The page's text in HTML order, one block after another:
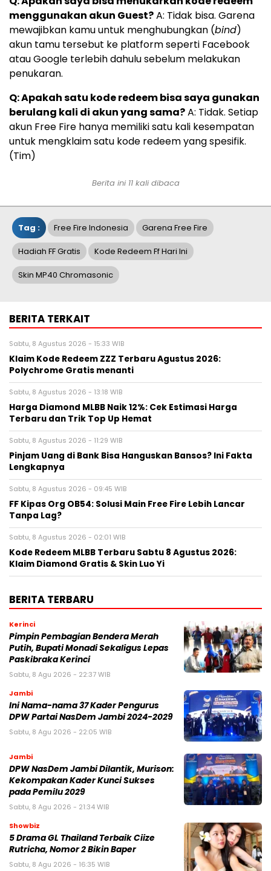
menggunakan akun Guest?A: Tidak bisa. Garena
mewajibkan kamu untuk menghubungkan (bind)
akun tamu tersebut ke platform seperti Facebook
atau Google terlebih dahulu sebelum melakukan
penukaran.
Q: Apakah satu kode redeem bisa saya gunakan
berulang kali di akun yang sama?A: Tidak. Setiap
akun Free Fire hanya memiliki satu kali kesempatan
untuk mengklaim satu kode redeem yang spesifik.
(Tim)
Berita ini 11 kali dibaca
Tag : Free Fire Indonesia Garena Free Fire
Hadiah FF Gratis Kode Redeem Ff Hari Ini
Skin MP40 Chromasonic
BERITA TERKAIT
Sabtu, 8 Agustus 2026 - 15:33 WIB
Klaim Kode Redeem ZZZ Terbaru Agustus 2026:
Polychrome Gratis menanti
Sabtu, 8 Agustus 2026 - 13:18 WIB
Harga Diamond MLBB Naik 12%: Cek Estimasi Harga
Terbaru dan Trik Top Up Hemat
Sabtu, 8 Agustus 2026 - 11:29 WIB
Pinjam Uang di Bank Bisa Hanguskan Bansos? Ini Fakta
Lengkapnya
Sabtu, 8 Agustus 2026 - 09:45 WIB
FF Kipas Org OB54: Solusi Main Free Fire Lebih Lancar
Tanpa Lag?
Sabtu, 8 Agustus 2026 - 02:01 WIB
Kode Redeem MLBB Terbaru Sabtu 8 Agustus 2026:
Klaim Diamond Gratis & Skin Luo Yi
BERITA TERBARU
Kerinci
Pimpin Pembagian Bendera Merah
Putih, Bupati Monadi Sekaligus Lepas
Paskibraka Kerinci
Sabtu, 8 Agu 2026 - 22:37 WIB
Jambi
Ini Nama-nama 37 Kader Pengurus
DPW Partai NasDem Jambi 2024-2029
Sabtu, 8 Agu 2026 - 22:05 WIB
Jambi
DPW NasDem Jambi Dilantik, Murison:
Kekompakan Kader Kunci Sukses
pada Pemilu 2029
Sabtu, 8 Agu 2026 - 21:34 WIB
Showbiz
5 Drama GL Thailand Terbaik Ciize
Rutricha, Nomor 2 Bikin Baper
Sabtu, 8 Agu 2026 - 16:35 WIB